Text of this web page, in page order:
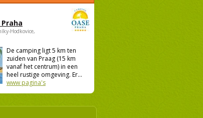
Hodkovice,
De camping ligt 5 km ten
zuiden van Praag (15 km
vanaf het centrum) in een
heel rustige omgeving. Er...
www pagina's